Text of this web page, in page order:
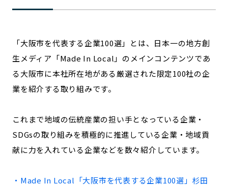
「人」から探す
「大阪市を代表する企業100選」とは、日本一の地方創
生メディア「Made In Local」のメインコンテンツであ
る大阪市に本社所在地がある厳選された限定100社の企
業を紹介する取り組みです。
これまで地域の伝統産業の担い手となっている企業・
SDGsの取り組みを積極的に推進している企業・地域貢
献に力を入れている企業などを数々紹介しています。
・Made In Local「大阪市を代表する企業100選」 杉田